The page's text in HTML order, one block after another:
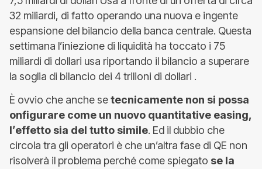
32 miliardi, di fatto operando una nuova e ingente
espansione del bilancio della banca centrale. Questa
settimana l’iniezione di liquidità ha toccato i 75
miliardi di dollari usa riportando il bilancio a superare
la soglia di bilancio dei 4 trilioni di dollari .
È ovvio che anche setecnicamente non si possa
onfigurare come un nuovo quantitative easing,
l’effetto sia del tutto simile. Ed il dubbio che
circola tra gli operatori è che un’altra fase di QE non
risolverà il problema perché come spiegato se la